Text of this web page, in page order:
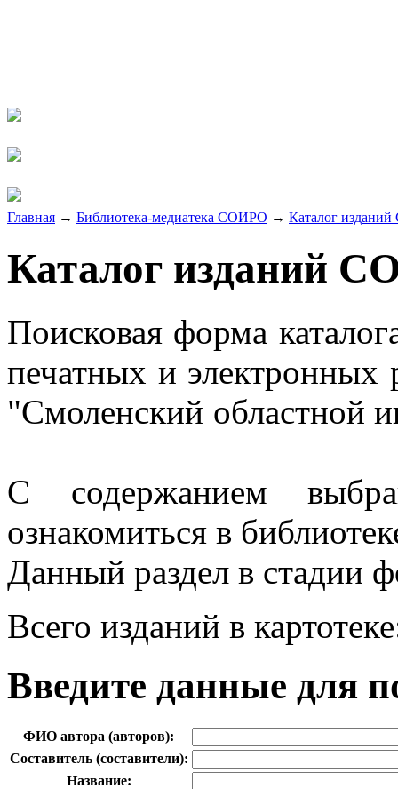
Главная → Библиотека-медиатека СОИРО → Каталог
Каталог изданий
Поисковая форма
печатных и
"Смоленский областной
С содержанием
ознакомиться в
Данный раздел в стадии
Всего изданий в
Введите данные для
ФИО автора (авторов):
Составитель (составители):
Название: